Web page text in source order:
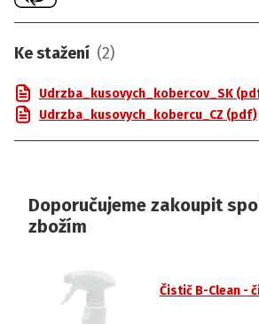
Ke stažení (2)
Udrzba_kusovych_kobercov_SK
Udrzba_kusovych_kobercu_CZ (pdf)
Doporučujeme zakoupit
zbožím
Čistič B-Clean -